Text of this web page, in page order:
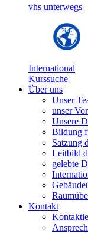
vhs unterwegs
International
Kurssuche
Über uns
Unser
unser
Unsere
Bildung
Satzung
Leitbild
gelebte
Kontakt